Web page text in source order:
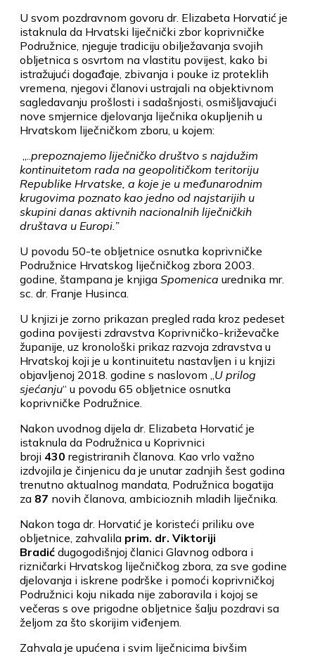
U svom pozdravnom govoru dr. Elizabeta Horvatić je
istaknula da Hrvatski liječnički zbor koprivničke
Podružnice, njeguje tradiciju obilježavanja svojih
obljetnica s osvrtom na vlastitu povijest, kako bi
istražujući događaje, zbivanja i pouke iz proteklih
vremena, njegovi članovi ustrajali na objektivnom
sagledavanju prošlosti i sadašnjosti, osmišljavajući
nove smjernice djelovanja liječnika okupljenih u
Hrvatskom liječničkom zboru, u kojem:
prepoznajemo liječničko društvo s naj­dužim
kontinuitetom rada na geopolitičkom teritoriju
Republike Hrvatske, a koje je u međunarodnim
krugovima poznato kao jedno od najstarijih u
skupini danas aktivnih nacionalnih liječničkih
društava u Europi.”
U povodu 50-te obljetnice osnutka koprivničke
Podružnice Hrvatskog liječničkog zbora 2003.
godine, štampana je knjiga Spomenica urednika mr.
sc. dr. Franje Husinca.
U knjizi je zorno prikazan pre­gled rada kroz pedeset
godina po­vijesti zdravstva Koprivničko-kri­ževačke
županije, uz kronološki prikaz razvoja zdravstva u
Hrvat­skoj koji je u kontinuitetu nastavljen i u knjizi
objavljenoj 2018. godine s naslovom „ U prilog
sjećanju“ u povodu 65 obljetnice osnutka
koprivničke Podružnice.
Nakon uvodnog dijela dr. Elizabeta Horvatić je
istaknula da Podružnica u Koprivnici
broji 430 registriranih članova. Kao vrlo važno
izdvojila je činjenicu da je unutar zadnjih šest godina
trenutno aktualnog mandata, Podružnica bogatija
za 87 novih članova, ambicioznih mladih liječnika.
Nakon toga dr. Horvatić je koristeći priliku ove
obljetnice, zahvalila prim. dr. Viktoriji
Bradić dugogodišnjoj članici Glavnog odbora i
rizničarki Hrvatskog liječničkog zbora, za sve godine
djelovanja i iskrene podrške i pomoći koprivničkoj
Podružnici koju nikada nije zaboravila i kojoj se
večeras s ove prigodne obljetnice šalju pozdravi sa
željom za što skorijim viđenjem.
Zahvala je upućena i svim liječnicima bivšim